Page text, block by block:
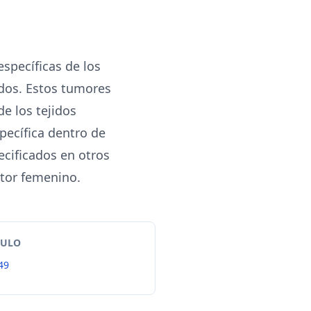
de los
Estos tumores
los tejidos
dentro de
en otros
femenino.